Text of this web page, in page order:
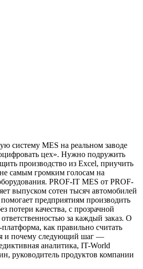
систему MES на реальном заводе
цех». Нужно подружить
производство из Excel, приучить
самым громким голосам на
PROF-IT MES от PROF-
выпуском сотен тысяч автомобилей
предприятиям производить
потери качества, с прозрачной
за каждый заказ. О
как правильно считать
и почему следующий шаг —
аналитика, IT-World
руководитель продуктов компании